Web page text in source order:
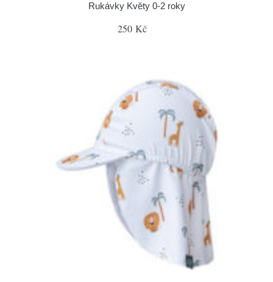
Rukávky Květy 0-2 roky
250 Kč